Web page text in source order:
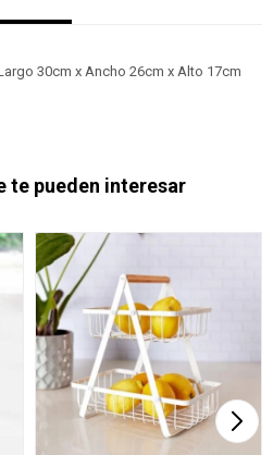
30cm x Ancho 26cm x Alto 17cm
te pueden interesar